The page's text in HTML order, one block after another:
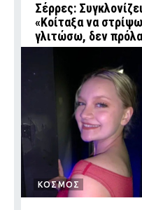
Σέρρες:
«Κοίταξα να
γλιτώσω, δεν
ΚΟΣΜΟΣ